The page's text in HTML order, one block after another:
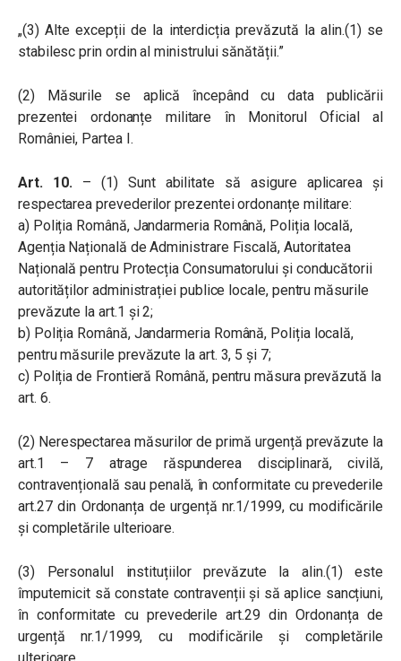
„(3) Alte excepții de la interdicția prevăzută la alin.(1) se
stabilesc prin ordin al ministrului sănătății.”
(2) Măsurile se aplică începând cu data publicării
prezentei ordonanțe militare în Monitorul Oficial al
României, Partea I.
Art. 10. – (1) Sunt abilitate să asigure aplicarea și
respectarea prevederilor prezentei ordonanțe militare:
a) Poliția Română, Jandarmeria Română, Poliția locală,
Agenția Națională de Administrare Fiscală, Autoritatea
Națională pentru Protecția Consumatorului și conducătorii
autorităților administrației publice locale, pentru măsurile
prevăzute la art.1 și 2;
b) Poliția Română, Jandarmeria Română, Poliția locală,
pentru măsurile prevăzute la art. 3, 5 și 7;
c) Poliția de Frontieră Română, pentru măsura prevăzută la
art. 6.
(2) Nerespectarea măsurilor de primă urgență prevăzute la
art.1 – 7 atrage răspunderea disciplinară, civilă,
contravențională sau penală, în conformitate cu prevederile
art.27 din Ordonanța de urgență nr.1/1999, cu modificările
și completările ulterioare.
(3) Personalul instituțiilor prevăzute la alin.(1) este
împuternicit să constate contravenții și să aplice sancțiuni,
în conformitate cu prevederile art.29 din Ordonanța de
urgență nr.1/1999, cu modificările și completările